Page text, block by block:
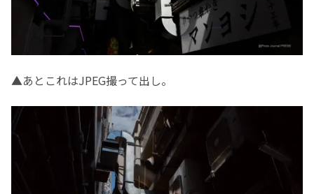
▲あとこれはJPEG撮って出し。